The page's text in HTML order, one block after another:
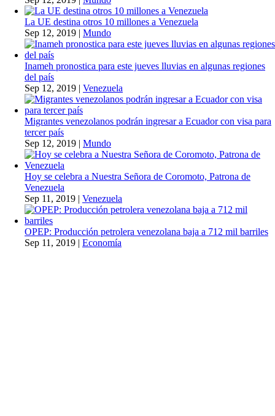
La UE destina otros 10 millones a Venezuela
Sep 12, 2019 | Mundo
Inameh pronostica para este jueves lluvias en algunas regiones
del país
Sep 12, 2019 | Venezuela
Migrantes venezolanos podrán ingresar a Ecuador con visa para
tercer país
Sep 12, 2019 | Mundo
Hoy se celebra a Nuestra Señora de Coromoto, Patrona de
Venezuela
Sep 11, 2019 | Venezuela
OPEP: Producción petrolera venezolana baja a 712 mil barriles
Sep 11, 2019 | Economía